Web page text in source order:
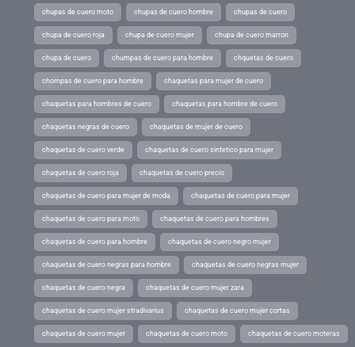
chupas de cuero moto chupas de cuero hombre chupas de cuero
chupa de cuero roja chupa de cuero mujer chupa de cuero marron
chupa de cuero chumpas de cuero para hombre chquetas de cuero
chompas de cuero para hombre chaquetas para mujer de cuero
chaquetas para hombres de cuero chaquetas para hombre de cuero
chaquetas negras de cuero chaquetas de mujer de cuero
chaquetas de cuero verde chaquetas de cuero sintetico para mujer
chaquetas de cuero roja chaquetas de cuero precio
chaquetas de cuero para mujer de moda chaquetas de cuero para mujer
chaquetas de cuero para moto chaquetas de cuero para hombres
chaquetas de cuero para hombre chaquetas de cuero negro mujer
chaquetas de cuero negras para hombre chaquetas de cuero negras mujer
chaquetas de cuero negra chaquetas de cuero mujer zara
chaquetas de cuero mujer stradivarius chaquetas de cuero mujer cortas
chaquetas de cuero mujer chaquetas de cuero moto chaquetas de cuero moteras